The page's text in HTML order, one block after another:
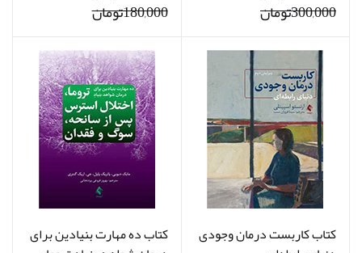
300,000تومان 180,000تومان
کتاب کاربست درمان وجودی کتاب ده مهارت بنیادین برای